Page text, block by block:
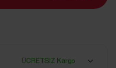
ÜCRETSİZ Kargo